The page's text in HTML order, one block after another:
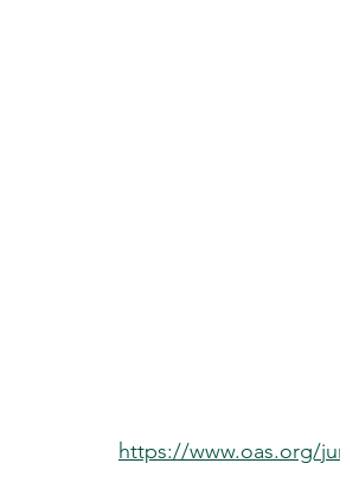
https://www.oas.org/